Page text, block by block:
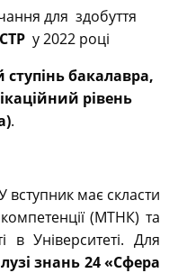
для здобуття
у 2022 році
ступінь бакалавра,
рівень
.
вступник має скласти
(МТНК) та
в Університеті. Для
знань 24 «Сфера